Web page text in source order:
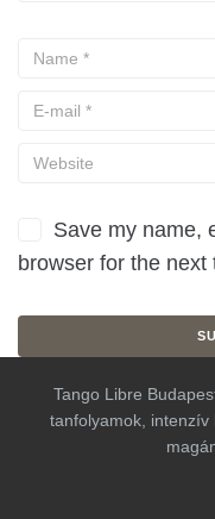
Save my name,
browser for the next
Tango Libre
tanfolyamok,